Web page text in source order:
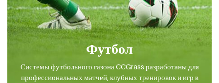
Футбол
Системы футбольного газона CCGrass разработаны для
профессиональных матчей, клубных тренировок и игр в